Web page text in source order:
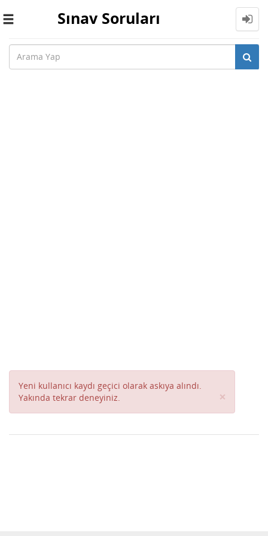
Toggle
Sınav Soruları
Yeni kullanıcı kaydı geçici olarak askıya alındı.
Yakında tekrar deneyiniz.
×